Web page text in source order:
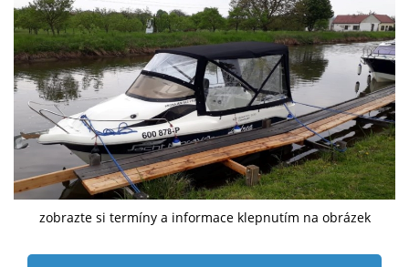
zobrazte si termíny a informace klepnutím na obrázek